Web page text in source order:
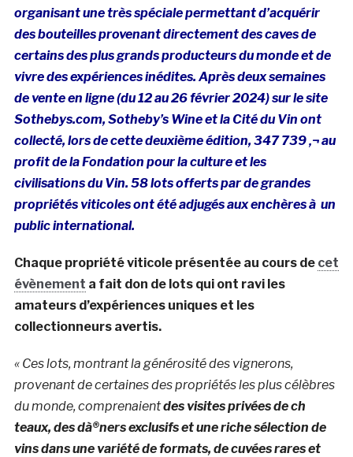
organisant une très spéciale permettant d’acquérir
des bouteilles provenant directement des caves de
certains des plus grands producteurs du monde et de
vivre des expériences inédites. Après deux semaines
de vente en ligne (du 12 au 26 février 2024) sur le site
Sothebys.com, Sotheby’s Wine et la Cité du Vin ont
collecté, lors de cette deuxième édition, 347 739 ‚¬ au
profit de la Fondation pour la culture et les
civilisations du Vin. 58 lots offerts par de grandes
propriétés viticoles ont été adjugés aux enchères à un
public international.
Chaque propriété viticole présentée au cours de cet
évènement a fait don de lots qui ont ravi les
amateurs d’expériences uniques et les
collectionneurs avertis.
« Ces lots, montrant la générosité des vignerons,
provenant de certaines des propriétés les plus célèbres
du monde, comprenaientdes visites privées de ch
teaux, des dà®ners exclusifs et une riche sélection de
vins dans une variété de formats, de cuvées rares et